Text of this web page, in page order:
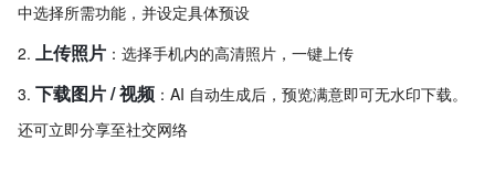
中选择所需功能，并设定具体预设
上传照片 ：选择手机内的高清照片，一键上传
下载图片 / 视频 ：AI 自动生成后，预览满意即可无水印下载。
还可立即分享至社交网络